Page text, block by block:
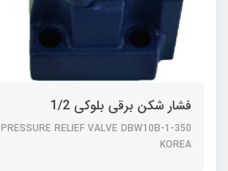
فشار شکن برقی بلوکی 1/2
PRESSURE RELIEF VALVE DBW10B-1-350
KOREA